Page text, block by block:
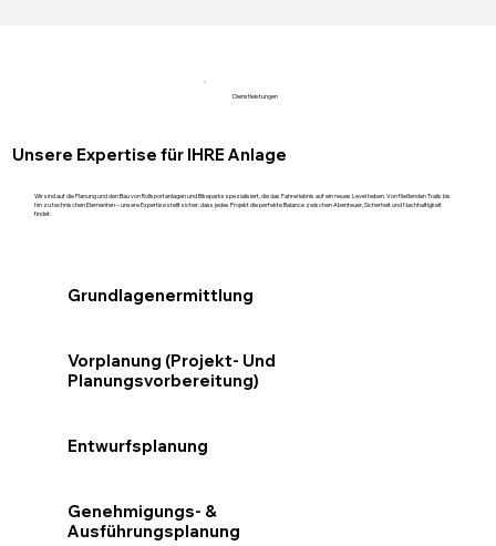
Dienstleistungen
Unsere Expertise für IHRE Anlage
Wir sind auf die Planung und den Bau von Rollsportanlagen und Bikeparks spezialisiert, die das Fahrerlebnis auf ein neues Level heben. Von fließenden Trails bis
hin zu technischen Elementen – unsere Expertise stellt sicher, dass jedes Projekt die perfekte Balance zwischen Abenteuer, Sicherheit und Nachhaltigkeit
findet.
Grundlagenermittlung
Vorplanung (Projekt- Und
Planungsvorbereitung)
Entwurfsplanung
Genehmigungs- &
Ausführungsplanung